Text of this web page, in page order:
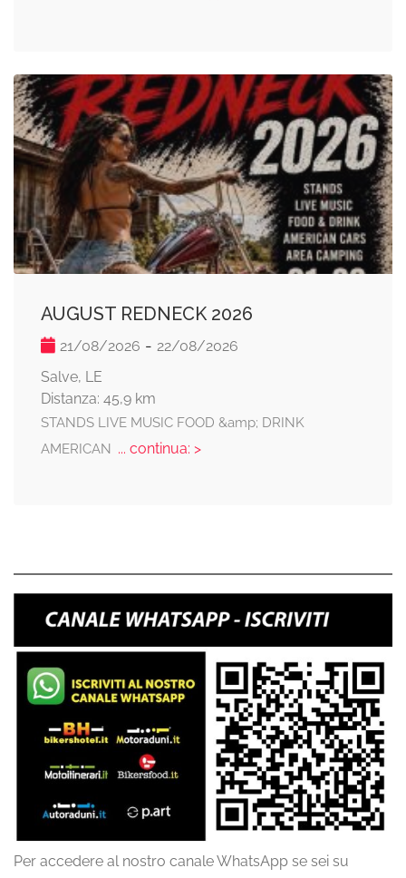
AUGUST REDNECK 2026
21/08/2026 - 22/08/2026
Salve, LE
Distanza: 45,9 km
STANDS LIVE MUSIC FOOD &amp; DRINK
AMERICAN ... continua: >
Per accedere al nostro canale WhatsApp se sei su